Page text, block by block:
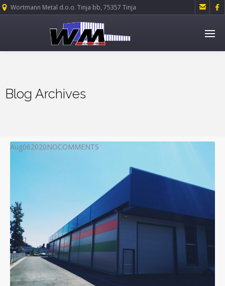
Wortmann Metal d.o.o. Tinja bb, 75357 Tinja  
Blog Archives
Aug062020NOCOMMENTS